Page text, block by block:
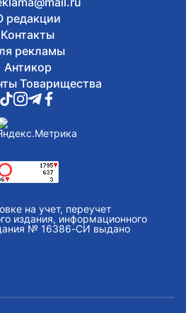
редакции
Контакты
рекламы
Антикор
Товарищества
на учет, переучет
издания, информационного
№ 16386-СИ выдано